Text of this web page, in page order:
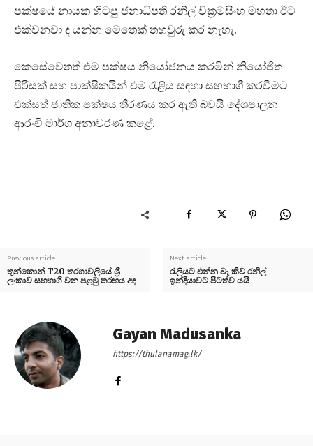
පක්ෂයේ නායක හිටපු ජනාධිපති රනිල් වික්‍රමසිංහ මහතා ඊට
එක්වනවා ද යන්න මෙතෙක් තහවුරු කර නැහැ.
කෙසේවෙතත් එම පක්ෂය නියෝජනය කරමින් නියෝජිත
පිරිසක් සහ පාක්ෂිකයින් එම රැළිය සඳහා සහභාගී කරවීමට
එක්සත් ජාතික පක්ෂය තීරණය කර ඇති බවයි දේශපාලන
ආරංචි මාර්ග අනාවරණ කළේ.
Previous article
තුන්කොන් T20 තරගාවලියේ ශ්‍රී
ලංකාව සහභාගි වන පළමු තරඟය අද
Next article
රැලියට එන්න බෑ කිව රනිල්
ඉන්දියාවට පිටත්ව යයි
Gayan Madusanka
https://thulanamag.lk/